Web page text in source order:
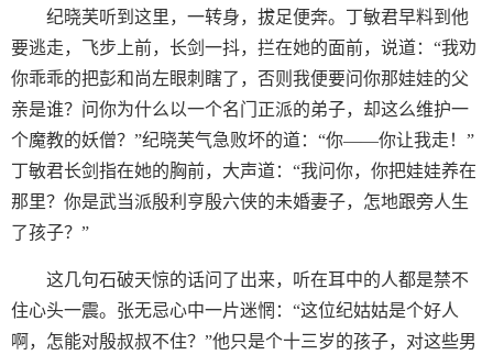
纪晓芙听到这里，一转身，拔足便奔。丁敏君早料到他
要逃走，飞步上前，长剑一抖，拦在她的面前，说道：“我劝
你乖乖的把彭和尚左眼刺瞎了，否则我便要问你那娃娃的父
亲是谁？问你为什么以一个名门正派的弟子，却这么维护一
个魔教的妖僧？”纪晓芙气急败坏的道：“你——你让我走！”
丁敏君长剑指在她的胸前，大声道：“我问你，你把娃娃养在
那里？你是武当派殷利亨殷六侠的未婚妻子，怎地跟旁人生
了孩子？”
这几句石破天惊的话问了出来，听在耳中的人都是禁不
住心头一震。张无忌心中一片迷惘：“这位纪姑姑是个好人
啊，怎能对殷叔叔不住？”他只是个十三岁的孩子，对这些男